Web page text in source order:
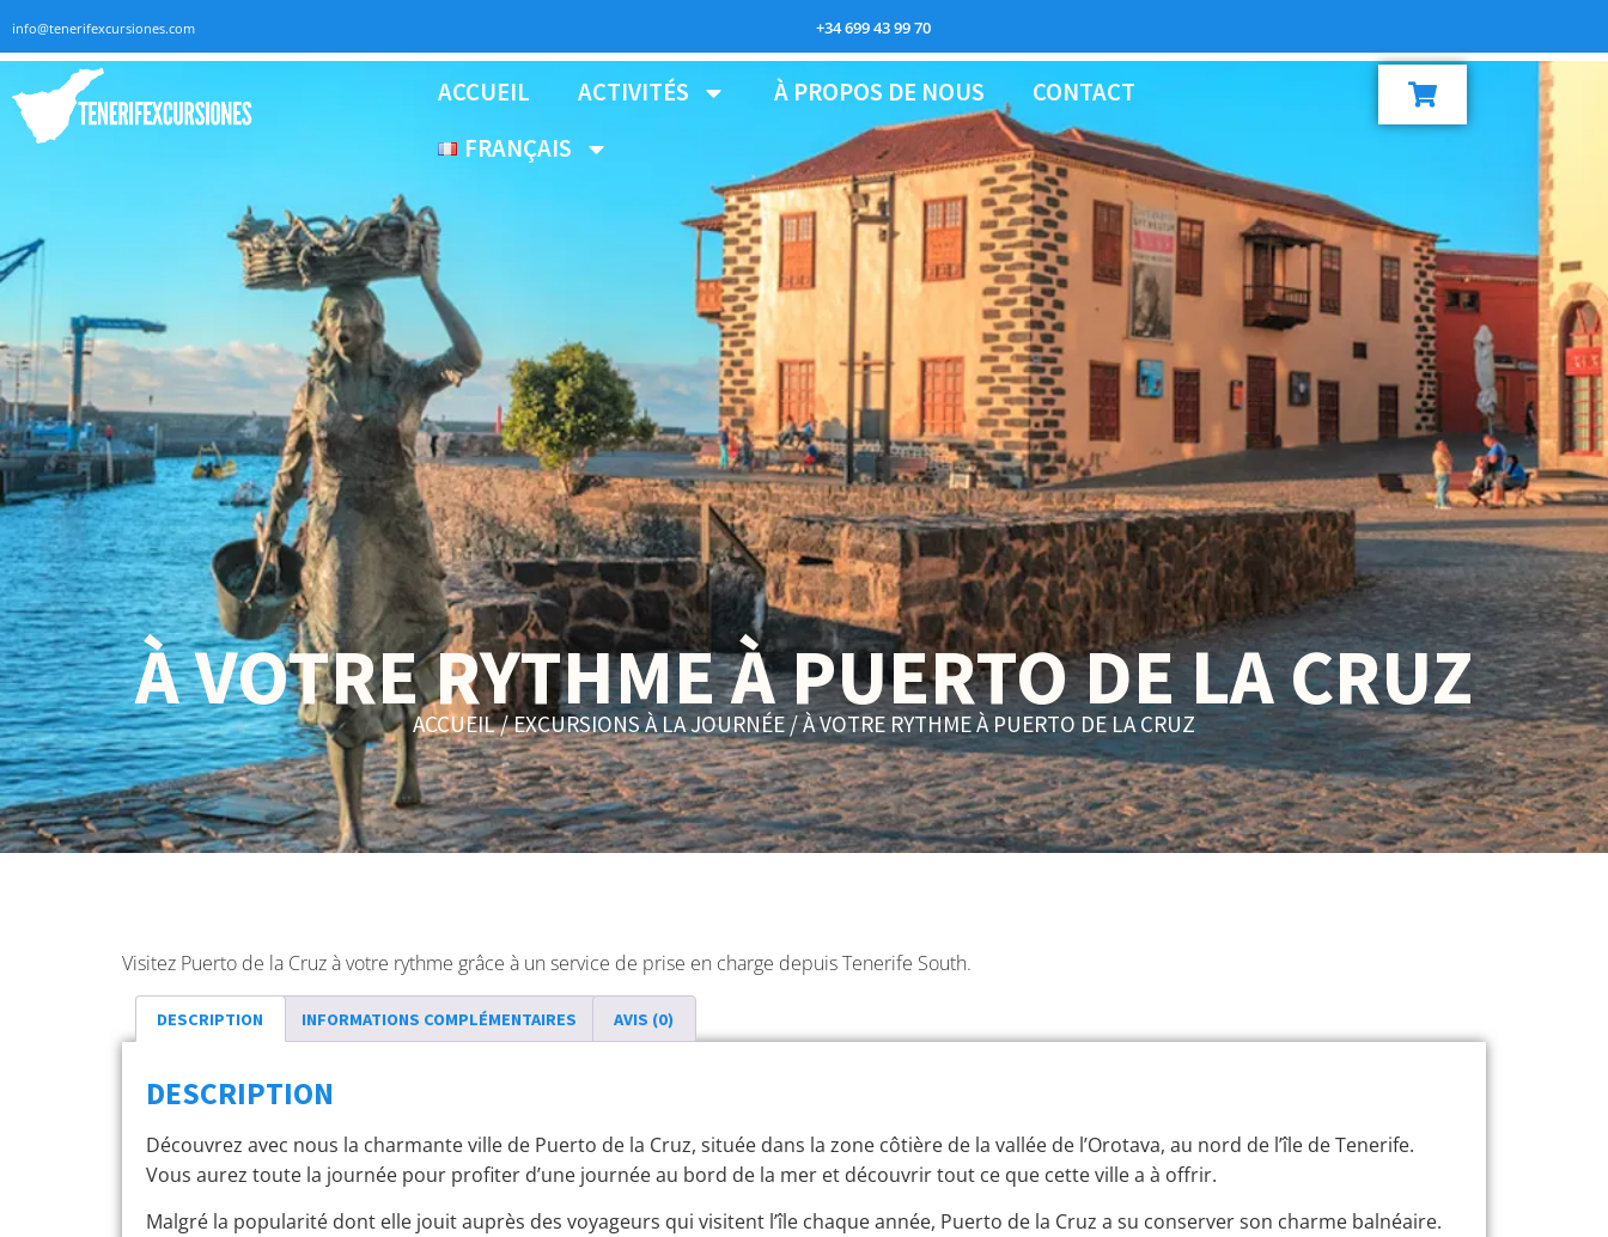
info@tenerifexcursiones.com +34 699 43 99 70
ACCUEIL ACTIVITÉS À PROPOS DE NOUS
CONTACT
FRANÇAIS
À VOTRE RYTHME À PUERTO DE LA CRUZ
ACCUEIL/EXCURSIONS À LA JOURNÉE / À VOTRE RYTHME À PUERTO DE LA CRUZ
Visitez Puerto de la Cruz à votre rythme grâce à un service de prise en charge depuis Tenerife South.
DESCRIPTION INFORMATIONS COMPLÉMENTAIRES AVIS (0)
DESCRIPTION
Découvrez avec nous la charmante ville de Puerto de la Cruz, située dans la zone côtière de la vallée de l’Orotava, au nord de l’île de Tenerife.
Vous aurez toute la journée pour profiter d’une journée au bord de la mer et découvrir tout ce que cette ville a à offrir.
Malgré la popularité dont elle jouit auprès des voyageurs qui visitent l’île chaque année, Puerto de la Cruz a su conserver son charme balnéaire.